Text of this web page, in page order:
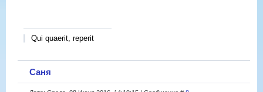
Qui quaerit, reperit
Саня